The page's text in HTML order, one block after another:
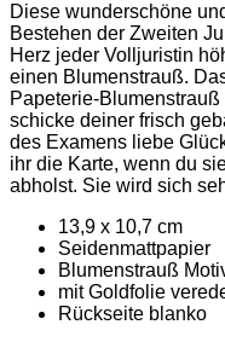
Diese wunderschöne
Bestehen der Zweiten
Herz jeder Volljuristin
einen Blumenstrauß.
Papeterie-
schicke deiner frisch
des Examens liebe
ihr die Karte, wenn du
abholst. Sie wird sich
13,9 x 10,7 cm
Seidenmattpapier
Blumenstrauß
mit Goldfolie
Rückseite blanko